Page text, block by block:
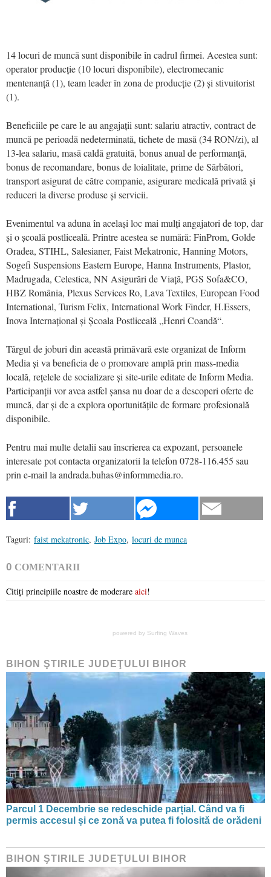
14 locuri de muncă sunt disponibile în cadrul firmei. Acestea sunt:
operator producție (10 locuri disponibile), electromecanic
mentenanță (1), team leader în zona de producție (2) și stivuitorist
(1).
Beneficiile pe care le au angajații sunt: salariu atractiv, contract de
muncă pe perioadă nedeterminată, tichete de masă (34 RON/zi), al
13-lea salariu, masă caldă gratuită, bonus anual de performanță,
bonus de recomandare, bonus de loialitate, prime de Sărbători,
transport asigurat de către companie, asigurare medicală privată și
reduceri la diverse produse și servicii.
Evenimentul va aduna în același loc mai mulți angajatori de top, dar
și o școală postliceală. Printre acestea se numără: FinProm, Golde
Oradea, STIHL, Salesianer, Faist Mekatronic, Hanning Motors,
Sogefi Suspensions Eastern Europe, Hanna Instruments, Plastor,
Madrugada, Celestica, NN Asigurări de Viață, PGS Sofa&CO,
HBZ România, Plexus Services Ro, Lava Textiles, European Food
International, Turism Felix, International Work Finder, H.Essers,
Inova Internațional și Școala Postliceală „Henri Coandă“.
Târgul de joburi din această primăvară este organizat de Inform
Media și va beneficia de o promovare amplă prin mass-media
locală, rețelele de socializare și site-urile editate de Inform Media.
Participanții vor avea astfel șansa nu doar de a descoperi oferte de
muncă, dar și de a explora oportunitățile de formare profesională
disponibile.
Pentru mai multe detalii sau înscrierea ca expozant, persoanele
interesate pot contacta organizatorii la telefon 0728-116.455 sau
prin e-mail la andrada.buhas@informmedia.ro.
Taguri: faist mekatronic, Job Expo, locuri de munca
0 COMENTARII
Citiți principiile noastre de moderare aici!
powered by Surfing Waves
BIHON ŞTIRILE JUDEŢULUI BIHOR
Parcul 1 Decembrie se redeschide parțial. Când va fi
permis accesul și ce zonă va putea fi folosită de orădeni
BIHON ŞTIRILE JUDEŢULUI BIHOR